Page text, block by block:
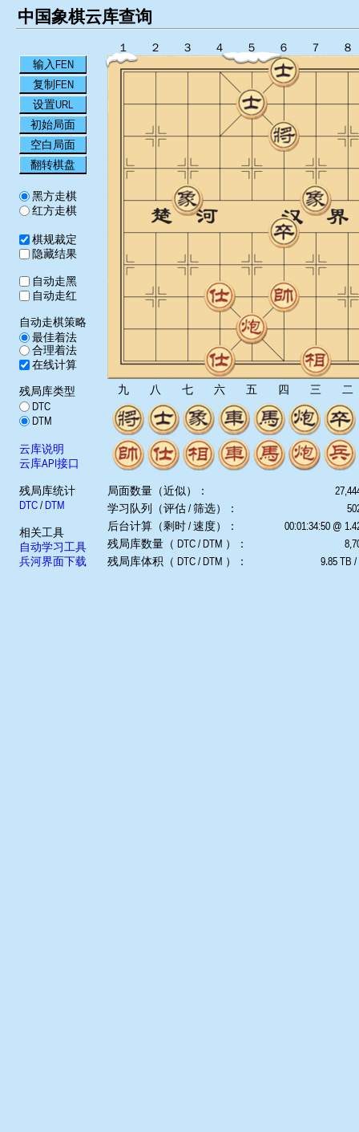
中国象棋云库查询
输入FEN
复制FEN
设置URL
初始局面
空白局面
翻转棋盘
黑方走棋
红方走棋
棋规裁定
隐藏结果
自动走黑
自动走红
自动走棋策略
最佳着法
合理着法
在线计算
残局库类型
DTC
DTM
云库说明
云库API接口
残局库统计
DTC/ DTM
相关工具
自动学习工具
兵河界面下载
１ ２ ３ ４ ５ ６ ７ ８
九 八 七 六 五 四 三 二
局面数量（近似）：
学习队列（评估 / 筛选）：
后台计算（剩时 / 速度）：
00:01:34:50 @
残局库数量（ DTC / DTM ）：
残局库体积（ DTC / DTM ）：
9.85 TB